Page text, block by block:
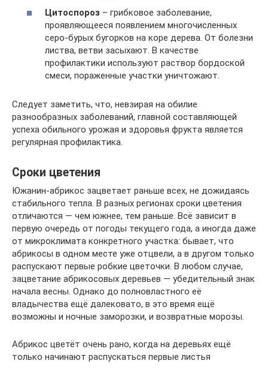
Цитоспороз – грибковое заболевание,
проявляющееся появлением многочисленных
серо-бурых бугорков на коре дерева. От болезни
листва, ветви засыхают. В качестве
профилактики используют раствор бордоской
смеси, пораженные участки уничтожают.
Следует заметить, что, невзирая на обилие
разнообразных заболеваний, главной составляющей
успеха обильного урожая и здоровья фрукта является
регулярная профилактика.
Сроки цветения
Южанин-абрикос зацветает раньше всех, не дожидаясь
стабильного тепла. В разных регионах сроки цветения
отличаются — чем южнее, тем раньше. Всё зависит в
первую очередь от погоды текущего года, а иногда даже
от микроклимата конкретного участка: бывает, что
абрикосы в одном месте уже отцвели, а в другом только
распускают первые робкие цветочки. В любом случае,
зацветание абрикосовых деревьев — убедительный знак
начала весны. Однако до полновластного её
владычества ещё далековато, в это время ещё
возможны и ночные заморозки, и возвратные морозы.
Абрикос цветёт очень рано, когда на деревьях ещё
только начинают распускаться первые листья